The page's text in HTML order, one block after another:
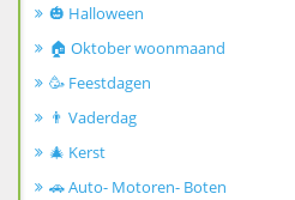
🎃 Halloween
🏠 Oktober woonmaand
🥳 Feestdagen
👨 Vaderdag
🎄 Kerst
🚗 Auto- Motoren- Boten